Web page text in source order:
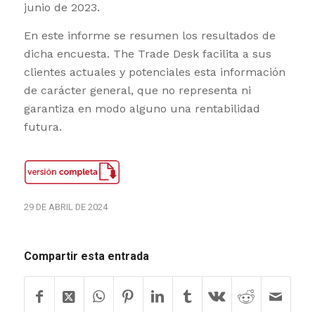
junio de 2023.
En este informe se resumen los resultados de
dicha encuesta. The Trade Desk facilita a sus
clientes actuales y potenciales esta información
de carácter general, que no representa ni
garantiza en modo alguno una rentabilidad
futura.
29 DE ABRIL DE 2024
Compartir esta entrada